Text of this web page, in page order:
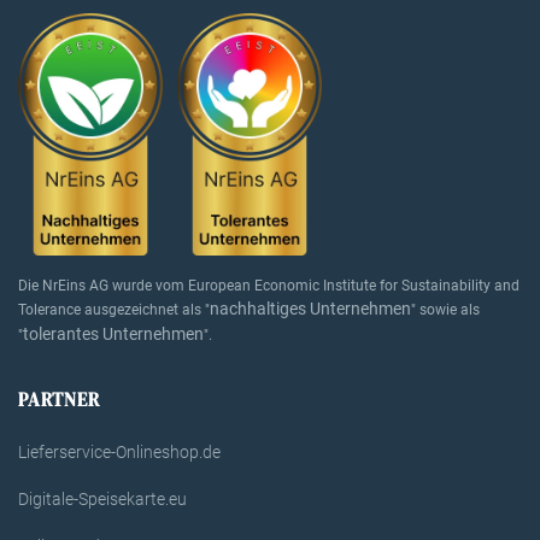
Die NrEins AG wurde vom European Economic Institute for Sustainability and
Tolerance ausgezeichnet als "nachhaltiges Unternehmen" sowie als
"tolerantes Unternehmen".
PARTNER
Lieferservice-Onlineshop.de
Digitale-Speisekarte.eu